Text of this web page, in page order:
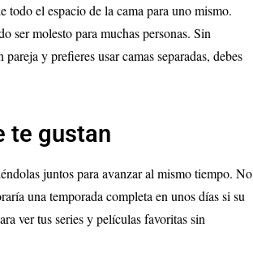
todo el espacio de la cama para uno mismo.
ser molesto para muchas personas. Sin
y prefieres usar camas separadas, debes
te gustan
juntos para avanzar al mismo tiempo. No
una temporada completa en unos días si su
ver tus series y películas favoritas sin